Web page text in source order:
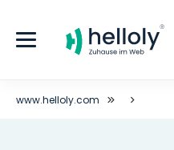
www.helloly.com